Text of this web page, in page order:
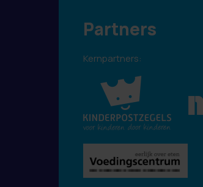
Partners
Kernpartners: